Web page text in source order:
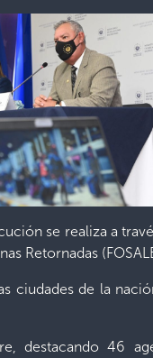
se realiza a
Retornadas
ciudades de la
destacando 46